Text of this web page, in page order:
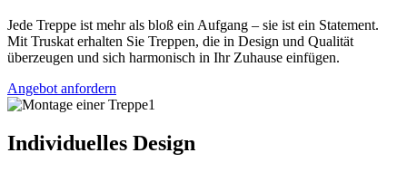
Jede Treppe ist mehr als bloß ein Aufgang – sie ist ein Statement.
Mit Truskat erhalten Sie Treppen, die in Design und Qualität
überzeugen und sich harmonisch in Ihr Zuhause einfügen.
Angebot anfordern
Individuelles Design